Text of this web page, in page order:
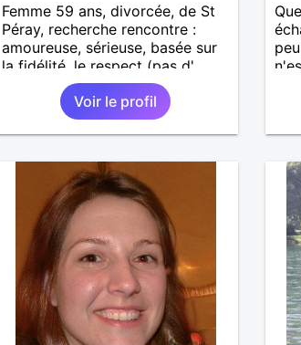
Femme 59 ans, divorcée, de St
Péray, recherche rencontre :
amoureuse, sérieuse, basée sur
la fidélité, le respect (pas d'
aventure d'un soir). Rien ne vaut
une rencontre après quelques
échanges par messages pour
savoir si il y a un feeling entre
Au plaisir de se découvrir...
Voir le profil